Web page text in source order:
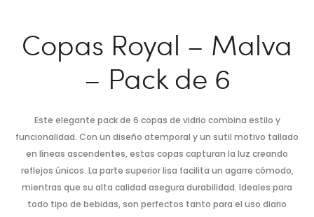
Copas Royal – Malva
– Pack de 6
Este elegante pack de 6 copas de vidrio combina estilo y
funcionalidad. Con un diseño atemporal y un sutil motivo tallado
en líneas ascendentes, estas copas capturan la luz creando
reflejos únicos. La parte superior lisa facilita un agarre cómodo,
mientras que su alta calidad asegura durabilidad. Ideales para
todo tipo de bebidas, son perfectos tanto para el uso diario